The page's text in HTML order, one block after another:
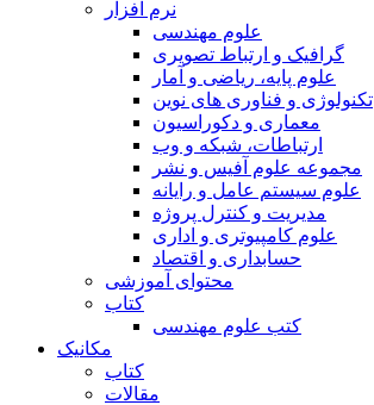
نرم افزار
علوم مهندسی
گرافیک و ارتباط تصویری
علوم پایه، ریاضی و آمار
تکنولوژی و فناوری های نوین
معماری و دکوراسیون
ارتباطات، شبکه و وب
مجموعه علوم آفیس و نشر
علوم سیستم عامل و رایانه
مدیریت و کنترل پروژه
علوم کامپیوتری و اداری
حسابداری و اقتصاد
محتوای آموزشی
کتاب
کتب علوم مهندسی
مکانیک
کتاب
مقالات